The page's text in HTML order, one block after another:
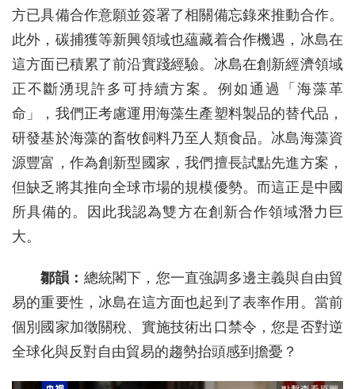
方已具備合作意願並簽署了相關備忘錄來推動合作。
此外，碳捕獲等新興領域也蘊藏着合作機遇，冰島在
這方面已積累了前沿實踐經驗。冰島在創新經濟領域
正不斷湧現許多可持續方案。例如通過「海藻革
命」，我們正考慮運用海藻生產塑料製品的替代品，
研發基於海藻的畜牧飼料乃至人類食品。冰島海藻資
源豐富，作為創新型國家，我們擅長試點先進方案，
但缺乏將其推向全球市場的規模優勢。而這正是中國
所具備的。因此我認為雙方在創新合作領域潛力巨
大。
鄒韻： 總統閣下，您一直強調多邊主義與自由貿
易的重要性，冰島在這方面也起到了表率作用。當前
個別國家加徵關稅、實施技術出口禁令，您是否對逆
全球化與反對自由貿易的趨勢抬頭感到擔憂？